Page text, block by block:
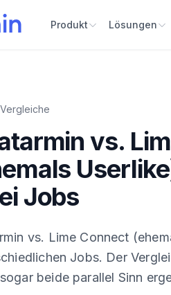
Produkt Lösungen
Vergleiche
vs.
Jobs
vs. Lime Connect
Jobs. Der
beide parallel Sinn